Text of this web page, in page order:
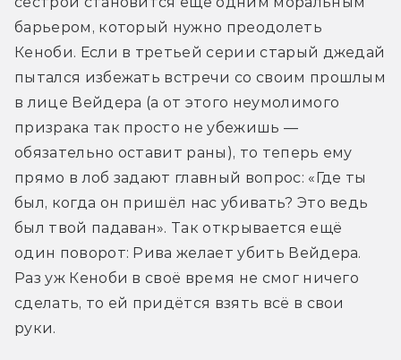
барьером, который нужно преодолеть
Кеноби. Если в третьей серии старый джедай
пытался избежать встречи со своим прошлым
в лице Вейдера (а от этого неумолимого
призрака так просто не убежишь —
обязательно оставит раны), то теперь ему
прямо в лоб задают главный вопрос: «Где ты
был, когда он пришёл нас убивать? Это ведь
был твой падаван». Так открывается ещё
один поворот: Рива желает убить Вейдера.
Раз уж Кеноби в своё время не смог ничего
сделать, то ей придётся взять всё в свои
руки.